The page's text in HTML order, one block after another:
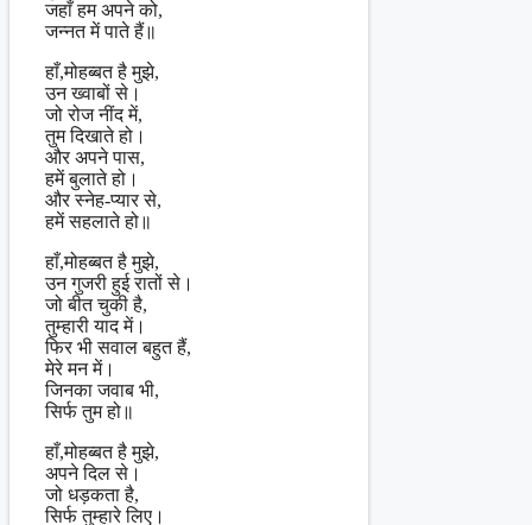
जहाँ हम अपने को,
जन्नत में पाते हैं॥
हाँ,मोहब्बत है मुझे,
उन ख्वाबों से।
जो रोज नींद में,
तुम दिखाते हो।
और अपने पास,
हमें बुलाते हो।
और स्नेह-प्यार से,
हमें सहलाते हो॥
हाँ,मोहब्बत है मुझे,
उन गुजरी हुई रातों से।
जो बीत चुकी है,
तुम्हारी याद में।
फिर भी सवाल बहुत हैं,
मेरे मन में।
जिनका जवाब भी,
सिर्फ तुम हो॥
हाँ,मोहब्बत है मुझे,
अपने दिल से।
जो धड़कता है,
सिर्फ तुम्हारे लिए।